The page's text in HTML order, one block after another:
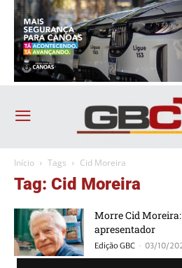
Início Tags Cid Moreira
Tag: Cid Moreira
Morre Cid
apresentador
Edição GBC - 03/10/